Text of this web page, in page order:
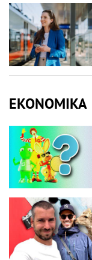
EKONOMIKA